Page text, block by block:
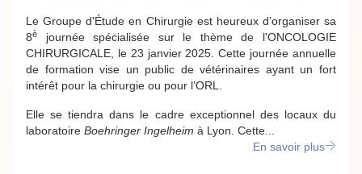
Le Groupe d'Étude en Chirurgie est heureux d’organiser sa
8è
journée spécialisée sur le thème de l'ONCOLOGIE
CHIRURGICALE, le 23 janvier 2025. Cette journée annuelle
de formation vise un public de vétérinaires ayant un fort
intérêt pour la chirurgie ou pour l’ORL.
Elle se tiendra dans le cadre exceptionnel des locaux du
laboratoire Boehringer Ingelheim à Lyon. Cette...
En savoir plus